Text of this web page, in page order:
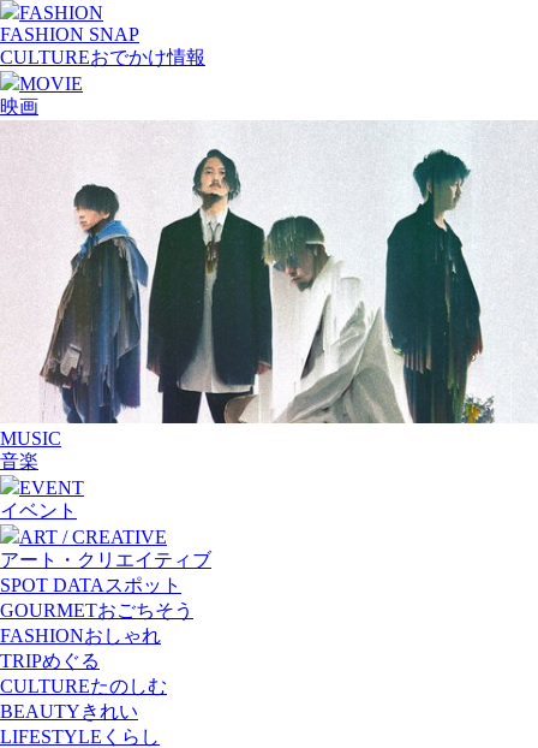
FASHION
FASHION SNAP
CULTUREおでかけ情報
MOVIE
映画
MUSIC
音楽
EVENT
イベント
ART / CREATIVE
アート・クリエイティブ
SPOT DATA スポット
GOURMETおごちそう
FASHIONおしゃれ
TRIPめぐる
CULTUREたのしむ
BEAUTYきれい
LIFESTYLE くらし